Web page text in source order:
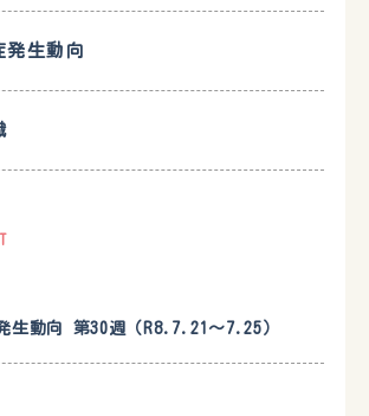
発生動向
生動向 第30週（R8.7.21〜7.25）